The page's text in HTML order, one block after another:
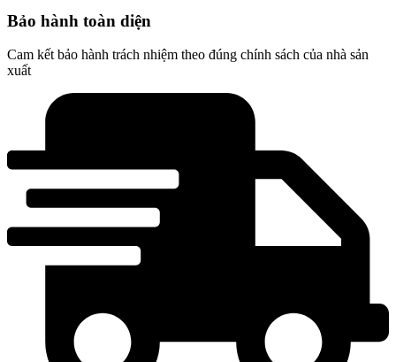
Bảo hành toàn diện
Cam kết bảo hành trách nhiệm theo đúng chính sách của nhà sản
xuất